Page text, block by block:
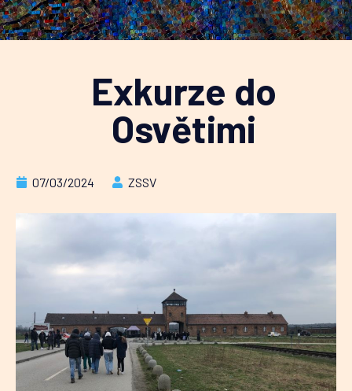
Exkurze do
Osvětimi
07/03/2024 ZSSV